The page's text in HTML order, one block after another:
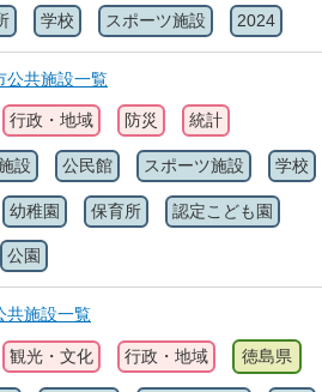
学校 スポーツ施設 2024
公共施設一覧
行政・地域 防災 統計
設 公民館 スポーツ施設 学校
幼稚園 保育所 認定こども園
公園
共施設一覧
観光・文化 行政・地域 徳島県